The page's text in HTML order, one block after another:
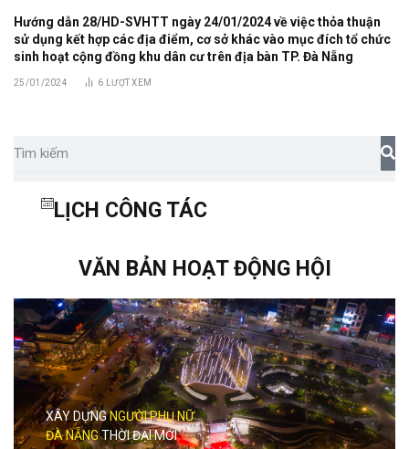
Hướng dẫn 28/HD-SVHTT ngày 24/01/2024 về việc thỏa thuận
sử dụng kết hợp các địa điểm, cơ sở khác vào mục đích tổ chức
sinh hoạt cộng đồng khu dân cư trên địa bàn TP. Đà Nẵng
25/01/2024 6 LƯỢT XEM
LỊCH CÔNG TÁC
VĂN BẢN HOẠT ĐỘNG HỘI
XÂY DỰNGNGƯỜI PHỤ NỮ
ĐÀ NẴNGTHỜI ĐẠI MỚI